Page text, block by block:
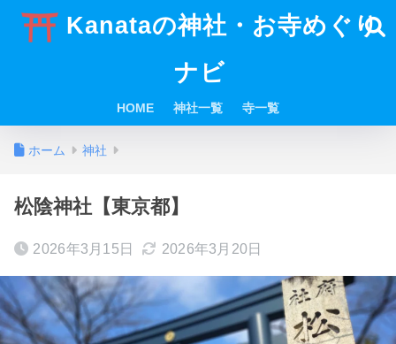
Kanataの神社・お寺めぐり
ナビ
HOME 神社一覧 寺一覧
ホーム 神社
松陰神社【東京都】
2026年3月15日 2026年3月20日